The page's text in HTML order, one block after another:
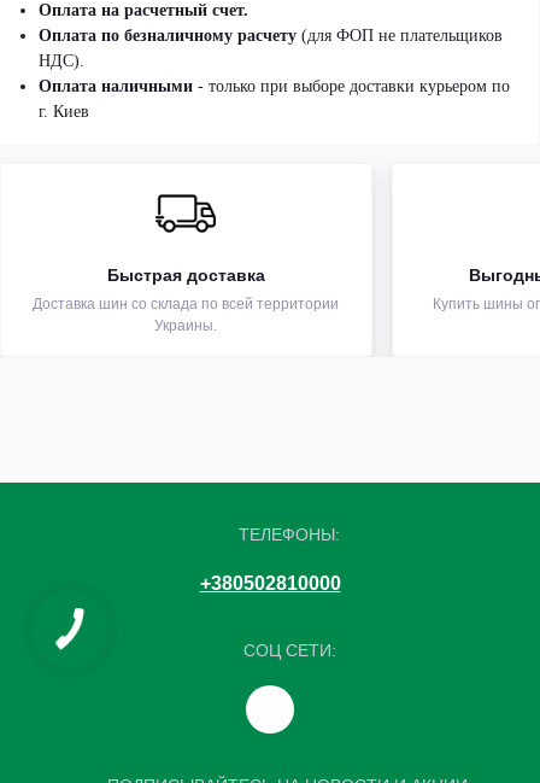
Оплата на расчетный счет.
Оплата по безналичному расчету (для ФОП не плательщиков
НДС).
Оплата наличными - только при выборе доставки курьером по
г. Киев
Быстрая доставка
Доставка шин со склада по всей территории
Украины.
Купить шины
ТЕЛЕФОНЫ:
+380502810000
СОЦ СЕТИ: